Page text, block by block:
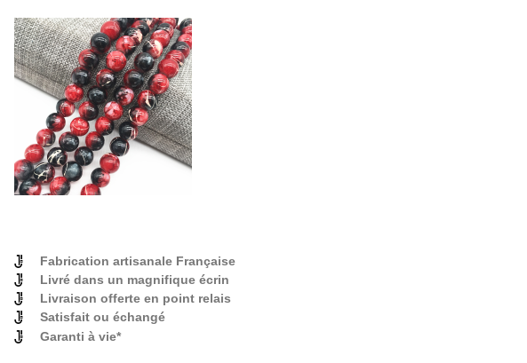
Fabrication artisanale Française
Livré dans un magnifique écrin
Livraison offerte en point relais
Satisfait ou échangé
Garanti à vie*